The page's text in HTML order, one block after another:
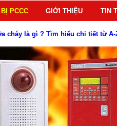
PCCC GIỚI THIỆU TIN
cháy là gì ? Tìm hiểu chi tiết từ A-
và bảo trì hệ thống báo cháy
lý hoạt động của báo cháy
về hệ thống báo cháy Horing
dây thoát hiểm phổ biến trên thị
hiểm có tác dụng gì trong tình
chữa cháy trong hệ thống
gì? Cấu tạo, nguyên lý hoạt động
cháy là gì và nguyên lý hoạt động